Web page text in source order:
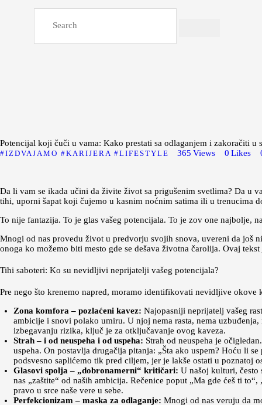
Potencijal koji čuči u vama: Kako prestati sa odlaganjem i zakoračiti u
IZDVAJAMO KARIJERA LIFESTYLE 365 Views 0 Likes
Da li vam se ikada učini da živite život sa prigušenim svetlima? Da u
tihi, uporni šapat koji čujemo u kasnim noćnim satima ili u trenucima
To nije fantazija. To je glas vašeg potencijala. To je zov one najbolje,
Mnogi od nas provedu život u predvorju svojih snova, uvereni da još
onoga ko možemo biti mesto gde se dešava životna čarolija. Ovaj
Tihi saboteri: Ko su nevidljivi neprijatelji vašeg potencijala?
Pre nego što krenemo napred, moramo identifikovati nevidljive
Zona komfora – pozlaćeni kavez: Najopasniji neprijatelj vašeg
ambicije i snovi polako umiru. U njoj nema rasta, nema
izbegavanju rizika, ključ je za otključavanje ovog kaveza.
Strah – i od neuspeha i od uspeha: Strah od neuspeha je
uspeha. On postavlja drugačija pitanja: „Šta ako uspem? Hoću li
podsvesno saplićemo tik pred ciljem, jer je lakše ostati u poznatoj
Glasovi spolja – „dobronamerni“ kritičari: U našoj kulturi, često
nas „zaštite“ od naših ambicija. Rečenice poput „Ma gde ćeš ti
pravo u srce naše vere u sebe.
Perfekcionizam – maska za odlaganje: Mnogi od nas veruju da